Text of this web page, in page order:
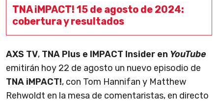
TNA iMPACT! 15 de agosto de 2024:
cobertura y resultados
AXS TV, TNA Plus e IMPACT Insider en YouTube
emitirán hoy 22 de agosto un nuevo episodio de
TNA iMPACT!, con Tom Hannifan y Matthew
Rehwoldt en la mesa de comentaristas, en directo